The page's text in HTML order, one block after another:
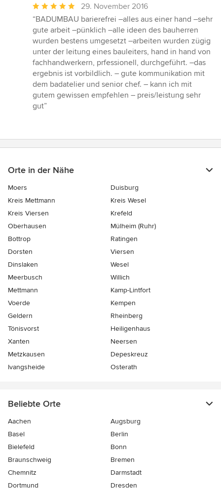
Durchschnittliche
Bewertung:
5
von
5
Sternen
29. November 2016
“BADUMBAU barierefrei –alles aus einer hand –sehr
gute arbeit –pünklich –alle ideen des bauherren
wurden bestens umgesetzt –arbeiten wurden zügig
unter der leitung eines bauleiters, hand in hand von
fachhandwerkern, prfessionell, durchgeführt. –das
ergebnis ist vorbildlich. – gute kommunikation mit
dem badatelier und senior chef. – kann ich mit
gutem gewissen empfehlen – preis/leistung sehr
gut”
Orte in der Nähe
Moers
Duisburg
Kreis Mettmann
Kreis Wesel
Kreis Viersen
Krefeld
Oberhausen
Mülheim (Ruhr)
Bottrop
Ratingen
Dorsten
Viersen
Dinslaken
Wesel
Meerbusch
Willich
Mettmann
Kamp-Lintfort
Voerde
Kempen
Geldern
Rheinberg
Tönisvorst
Heiligenhaus
Xanten
Neersen
Metzkausen
Depeskreuz
Ivangsheide
Osterath
Beliebte Orte
Aachen
Augsburg
Basel
Berlin
Bielefeld
Bonn
Braunschweig
Bremen
Chemnitz
Darmstadt
Dortmund
Dresden